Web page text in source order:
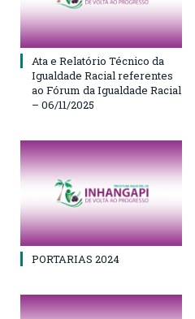
Ata e Relatório Técnico da
Igualdade Racial referentes
ao Fórum da Igualdade Racial
– 06/11/2025
PORTARIAS 2024